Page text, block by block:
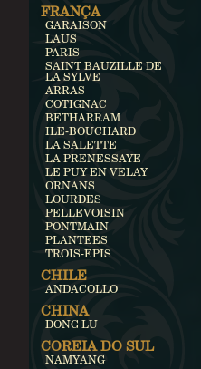
FRANÇA
GARAISON
LAUS
PARIS
SAINT BAUZILLE DE
LA SYLVE
ARRAS
COTIGNAC
BETHARRAM
ILE-BOUCHARD
LA SALETTE
LA PRENESSAYE
LE PUY EN VELAY
ORNANS
LOURDES
PELLEVOISIN
PONTMAIN
PLANTEES
TROIS-EPIS
CHILE
ANDACOLLO
CHINA
DONG LU
COREIA DO SUL
NAMYANG